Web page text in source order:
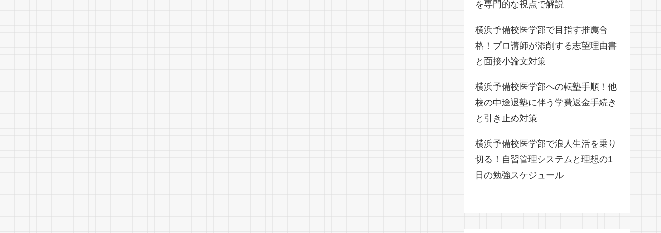
を専門的な視点で解説
横浜予備校医学部で目指す推薦合
格！プロ講師が添削する志望理由書
と面接小論文対策
横浜予備校医学部への転塾手順！他
校の中途退塾に伴う学費返金手続き
と引き止め対策
横浜予備校医学部で浪人生活を乗り
切る！自習管理システムと理想の1
日の勉強スケジュール